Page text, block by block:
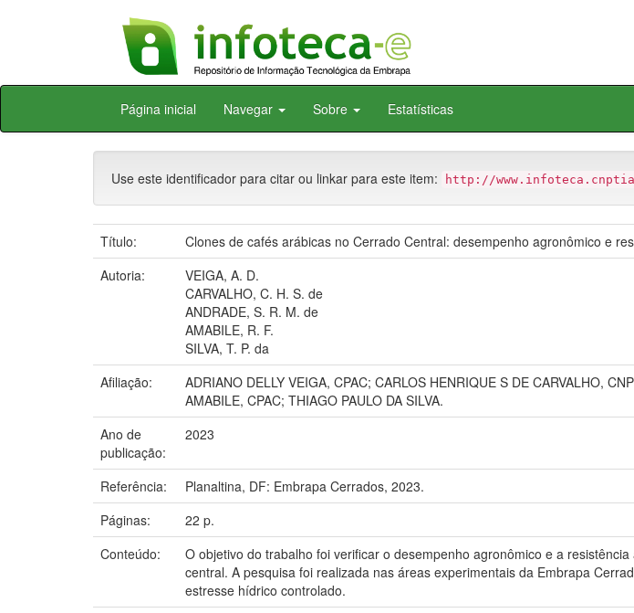
Skip
Página inicial Navegar Sobre Estatísticas
Use este identificador para citar ou linkar para este item: http://
Título:
Clones de cafés arábicas no Cerrado Central: desempenho agronômico e
Autoria:
VEIGA, A. D.
CARVALHO, C. H. S. de
ANDRADE, S. R. M. de
AMABILE, R. F.
SILVA, T. P. da
Afiliação:
ADRIANO DELLY VEIGA, CPAC; CARLOS HENRIQUE S DE CARVALHO,
AMABILE, CPAC; THIAGO PAULO DA SILVA.
Ano de
publicação:
2023
Referência:
Planaltina, DF: Embrapa Cerrados, 2023.
Páginas:
22 p.
Conteúdo:
O objetivo do trabalho foi verificar o desempenho agronômico e a
central. A pesquisa foi realizada nas áreas experimentais da Embrapa
estresse hídrico controlado.